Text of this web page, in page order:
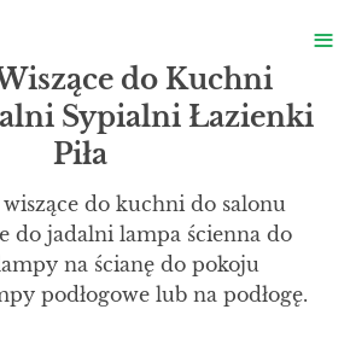
do Kuchni
Sypialni Łazienki
Piła
do kuchni do salonu
do jadalni lampa ścienna do
na ścianę do pokoju
podłogowe lub na podłogę.
≡